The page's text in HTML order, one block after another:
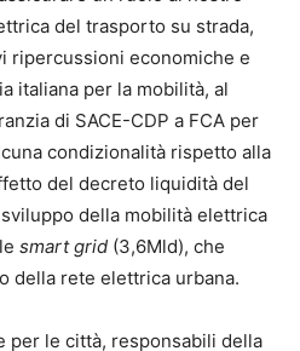
del trasporto su strada,
ripercussioni economiche e
italiana per la mobilità, al
di SACE-CDP a FCA per
condizionalità rispetto alla
del decreto liquidità del
della mobilità elettrica
smart grid (3,6Mld), che
della rete elettrica urbana.
per le città, responsabili della